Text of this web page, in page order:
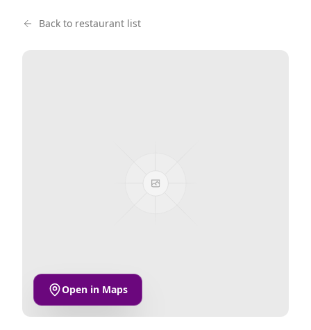
Back to restaurant list
Open in Maps